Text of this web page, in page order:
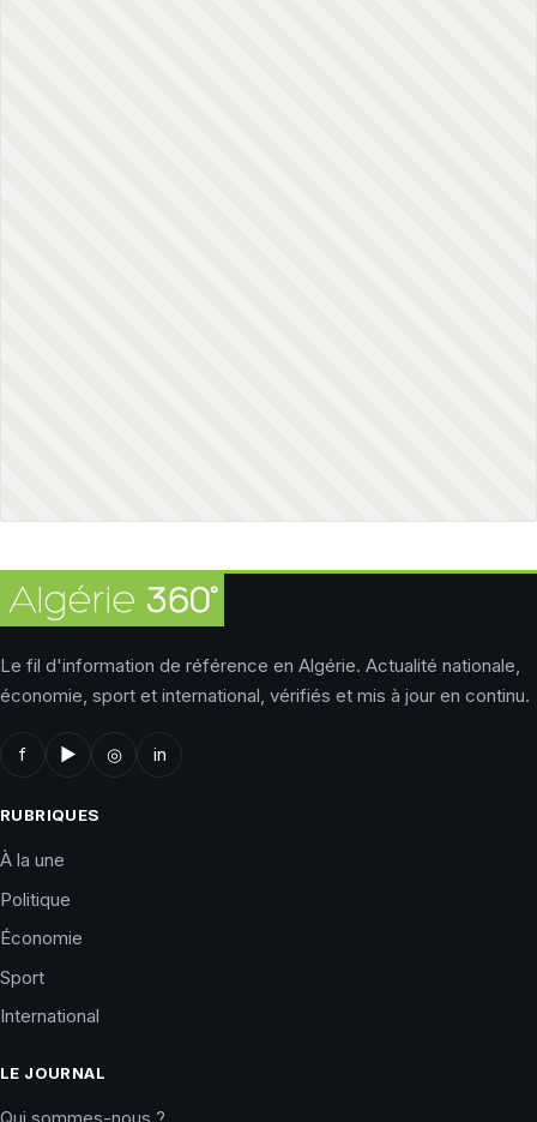
Le fil d'information de référence en Algérie. Actualité nationale,
économie, sport et international, vérifiés et mis à jour en continu.
f ▶ ◎ in
RUBRIQUES
À la une
Politique
Économie
Sport
International
LE JOURNAL